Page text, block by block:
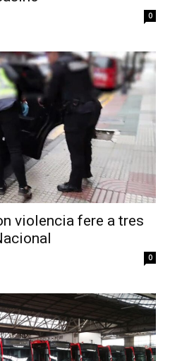
0
violencia fere a tres
0